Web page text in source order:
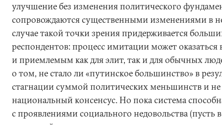
улучшение без изменения политического
сопровождаются существенными изменениями в
случае такой точки зрения придерживается
респондентов: процесс имитации может
и приемлемым как для элит, так и для обычных
о том, не стало ли «путинское большинство» в
стагнации суммой политических меньшинств и не
национальный консенсус. Но пока система
с проявлениями социального недовольства (пусть